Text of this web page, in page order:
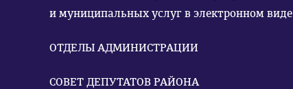
и муниципальных услуг в электронном виде
ОТДЕЛЫ АДМИНИСТРАЦИИ
СОВЕТ ДЕПУТАТОВ РАЙОНА